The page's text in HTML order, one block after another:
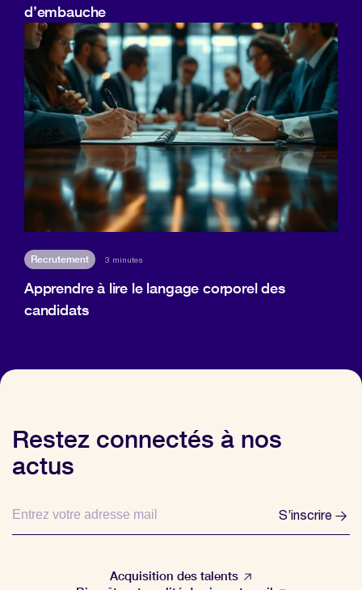
d’embauche
Recrutement 3 minutes
Apprendre à lire le langage corporel des
candidats
Restez connectés à nos
actus
S’inscrire
Acquisition des talents